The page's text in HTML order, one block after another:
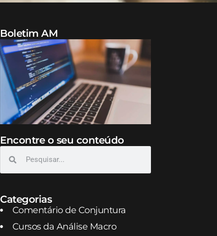
Boletim AM
Encontre o seu conteúdo
Categorias
Comentário de Conjuntura
Cursos da Análise Macro